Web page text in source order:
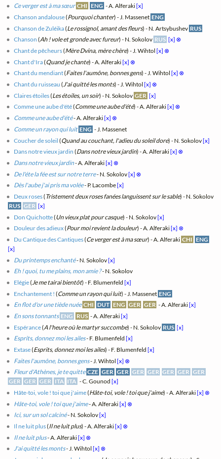
Ce verger est à ma sœur CHI ENG - A. Alferaki[x]
Chanson andalouse(Pourquoi chanter) - J. Massenet ENG
Chanson de Zuléika(Le rossignol, amant des fleurs) - N. Artsybushev RUS
Chanson (Ah ! vole et gronde avec fureur) - N. Sokolov RUS [x] ⊗
Chant de pêcheurs(Mère Dvina, mère chère) - J. Wihtol[x] ⊗
Chant d'Ira(Quand je chante) - A. Alferaki[x] ⊗
Chant du mendiant(Faites l'aumône, bonnes gens) - J. Wihtol[x] ⊗
Chant du ruisseau (J'ai quitté les monts) - J. Wihtol[x] ⊗
Claires étoiles(Les étoiles, un soir) - N. Sokolov GER [x]
Comme une aube d'été(Comme une aube d'été) - A. Alferaki[x] ⊗
Comme une aube d'été- A. Alferaki[x] ⊗
Comme un rayon qui luit ENG - J. Massenet
Coucher de soleil (Quand au couchant, l'adieu du soleil dore) - N. Sokolov[x]
Dans notre vieux jardin (Dans notre vieux jardin) - A. Alferaki[x] ⊗
Dans notre vieux jardin- A. Alferaki[x] ⊗
De l'éte la fée est sur notre terre- N. Sokolov[x] ⊗
Dès l'aube j'ai pris ma volée- P. Lacombe[x]
Deux roses( Tristement deux roses fanées languissent sur le sable) - N. Sokolov
RUS GER [x]
Don Quichotte(Un vieux plat pour casque) - N. Sokolov[x]
Douleur des adieux(Pour moi revient la douleur) - A. Alferaki[x] ⊗
Du Cantique des Cantiques(Ce verger est à ma sœur) - A. Alferaki CHI ENG
[x]
Du printemps enchanté- N. Sokolov[x]
Eh ! quoi, tu me plains, mon amie ?- N. Sokolov
Elégie( Je me tairai bientôt) - F. Blumenfeld[x]
Enchantement ! (Comme un rayon qui luit) - J. Massenet ENG
En flot d'or une tiède nuée CHI DUT ENG GER GER - A. Alferaki[x]
En sons tonnants ENG RUS - A. Alferaki[x]
Espérance(A l'heure où le martyr succombe) - N. Sokolov RUS [x]
Esprits, donnez moi les ailes- F. Blumenfeld[x]
Extase(Esprits, donnez moi les ailes) - F. Blumenfeld[x]
Faites l'aumône, bonnes gens- J. Wihtol[x] ⊗
Fleur d'Athènes, je te quitte CZE GER GER GER GER GER GER GER
GER GER GER ITA ITA - C. Gounod [x]
Hâte-toi, vole ! toi que j'aime(Hâte-toi, vole ! toi que j'aime) - A. Alferaki[x] ⊗
Hâte-toi, vole ! toi que j'aime- A. Alferaki[x] ⊗
Ici, sur un sol calciné- N. Sokolov[x]
Il ne luit plus(Il ne luit plus) - A. Alferaki[x] ⊗
Il ne luit plus- A. Alferaki[x] ⊗
J'ai quitté les monts- J. Wihtol[x] ⊗